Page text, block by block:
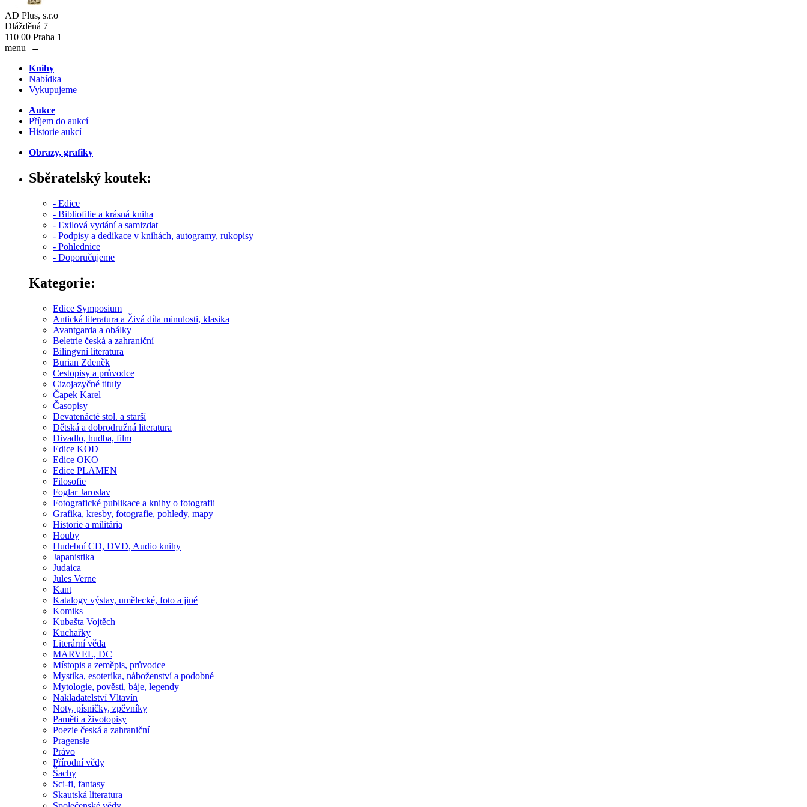
AD Plus, s.r.o
Dlážděná 7
110 00 Praha 1
menu
→
Knihy
Nabídka
Vykupujeme
Aukce
Příjem do aukcí
Historie aukcí
Obrazy, grafiky
Sběratelský koutek:
- Edice
- Bibliofilie a krásná kniha
- Exilová vydání a samizdat
- Podpisy a dedikace v knihách, autogramy, rukopisy
- Pohlednice
- Doporučujeme
Kategorie:
Edice Symposium
Antická literatura a Živá díla minulosti, klasika
Avantgarda a obálky
Beletrie česká a zahraniční
Bilingvní literatura
Burian Zdeněk
Cestopisy a průvodce
Cizojazyčné tituly
Čapek Karel
Časopisy
Devatenácté stol. a starší
Dětská a dobrodružná literatura
Divadlo, hudba, film
Edice KOD
Edice OKO
Edice PLAMEN
Filosofie
Foglar Jaroslav
Fotografické publikace a knihy o fotografii
Grafika, kresby, fotografie, pohledy, mapy
Historie a militária
Houby
Hudební CD, DVD, Audio knihy
Japanistika
Judaica
Jules Verne
Kant
Katalogy výstav, umělecké, foto a jiné
Komiks
Kubašta Vojtěch
Kuchařky
Literární věda
MARVEL, DC
Místopis a zeměpis, průvodce
Mystika, esoterika, náboženství a podobné
Mytologie, pověsti, báje, legendy
Nakladatelství Vltavín
Noty, písničky, zpěvníky
Paměti a životopisy
Poezie česká a zahraniční
Pragensie
Právo
Přírodní vědy
Šachy
Sci-fi, fantasy
Skautská literatura